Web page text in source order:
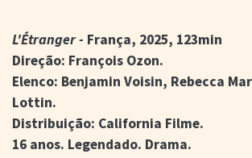
> SALAS
PORTAL DO
CINEMA GAÚCHO
> APRESENTAÇÃO
> LISTA DE FILMES
> FILMOGRAFIAS DE
L'Étranger - França, 2025, 123min
Direção: François Ozon.
Elenco: Benjamin Voisin, Rebecca
Lottin.
Distribuição: California Filme.
16 anos. Legendado. Drama.